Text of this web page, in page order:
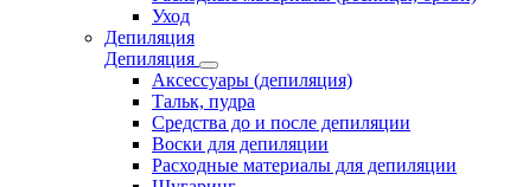
Уход
Депиляция
Депиляция
Аксессуары (депиляция)
Тальк, пудра
Средства до и после депиляции
Воски для депиляции
Расходные материалы для депиляции